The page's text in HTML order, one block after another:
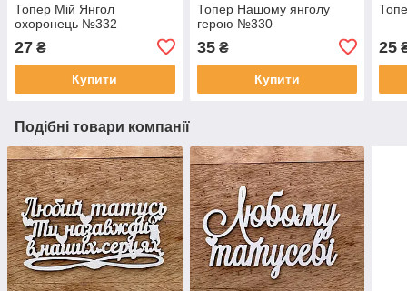
Топер Мій Янгол
охоронець №332
27 ₴
Купити
Топер Нашому янголу
герою №330
35₴
Купити
25
Подібні товари компанії